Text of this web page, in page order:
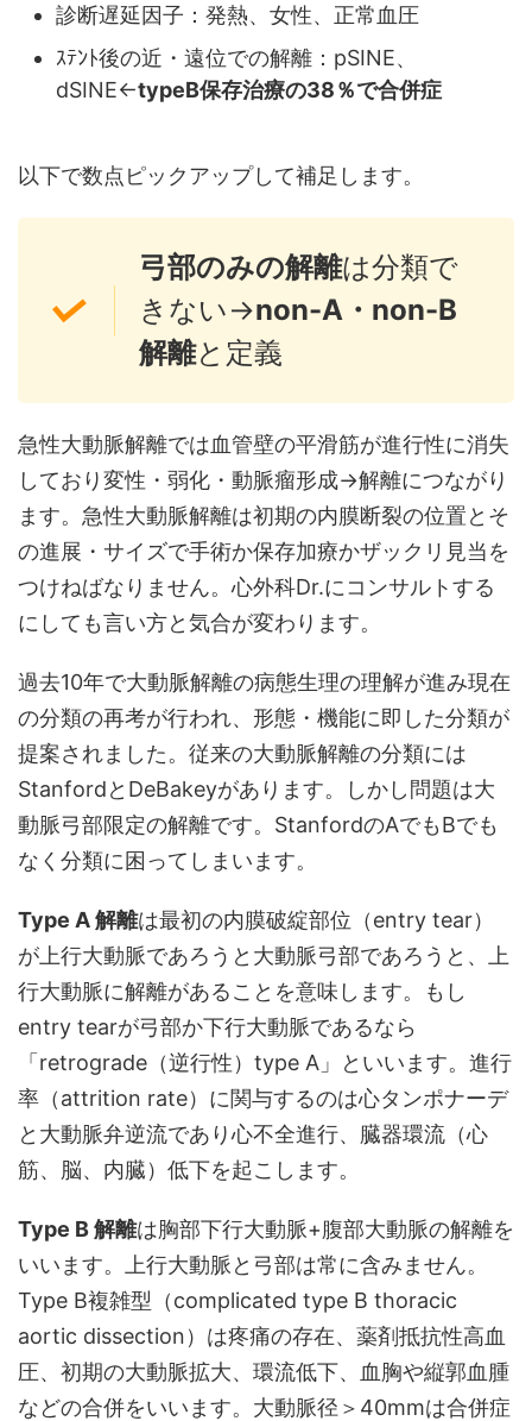
診断遅延因子：発熱、女性、正常血圧
ｽﾃﾝﾄ後の近・遠位での解離：pSINE、
dSINE←typeB保存治療の38％で合併症
以下で数点ピックアップして補足します。
弓部のみの解離は分類で
きない→non-A・non-B
解離と定義
急性大動脈解離では血管壁の平滑筋が進行性に消失
しており変性・弱化・動脈瘤形成→解離につながり
ます。急性大動脈解離は初期の内膜断裂の位置とそ
の進展・サイズで手術か保存加療かザックリ見当を
つけねばなりません。心外科Dr.にコンサルトする
にしても言い方と気合が変わります。
過去10年で大動脈解離の病態生理の理解が進み現在
の分類の再考が行われ、形態・機能に即した分類が
提案されました。従来の大動脈解離の分類には
StanfordとDeBakeyがあります。しかし問題は大
動脈弓部限定の解離です。StanfordのAでもBでも
なく分類に困ってしまいます。
Type A 解離は最初の内膜破綻部位（entry tear）
が上行大動脈であろうと大動脈弓部であろうと、上
行大動脈に解離があることを意味します。もし
entry tearが弓部か下行大動脈であるなら
「retrograde（逆行性）type A」といいます。進行
率（attrition rate）に関与するのは心タンポナーデ
と大動脈弁逆流であり心不全進行、臓器環流（心
筋、脳、内臓）低下を起こします。
Type B 解離は胸部下行大動脈+腹部大動脈の解離を
いいます。上行大動脈と弓部は常に含みません。
Type B複雑型（complicated type B thoracic
aortic dissection）は疼痛の存在、薬剤抵抗性高血
圧、初期の大動脈拡大、環流低下、血胸や縦郭血腫
などの合併をいいます。大動脈径＞40mmは合併症